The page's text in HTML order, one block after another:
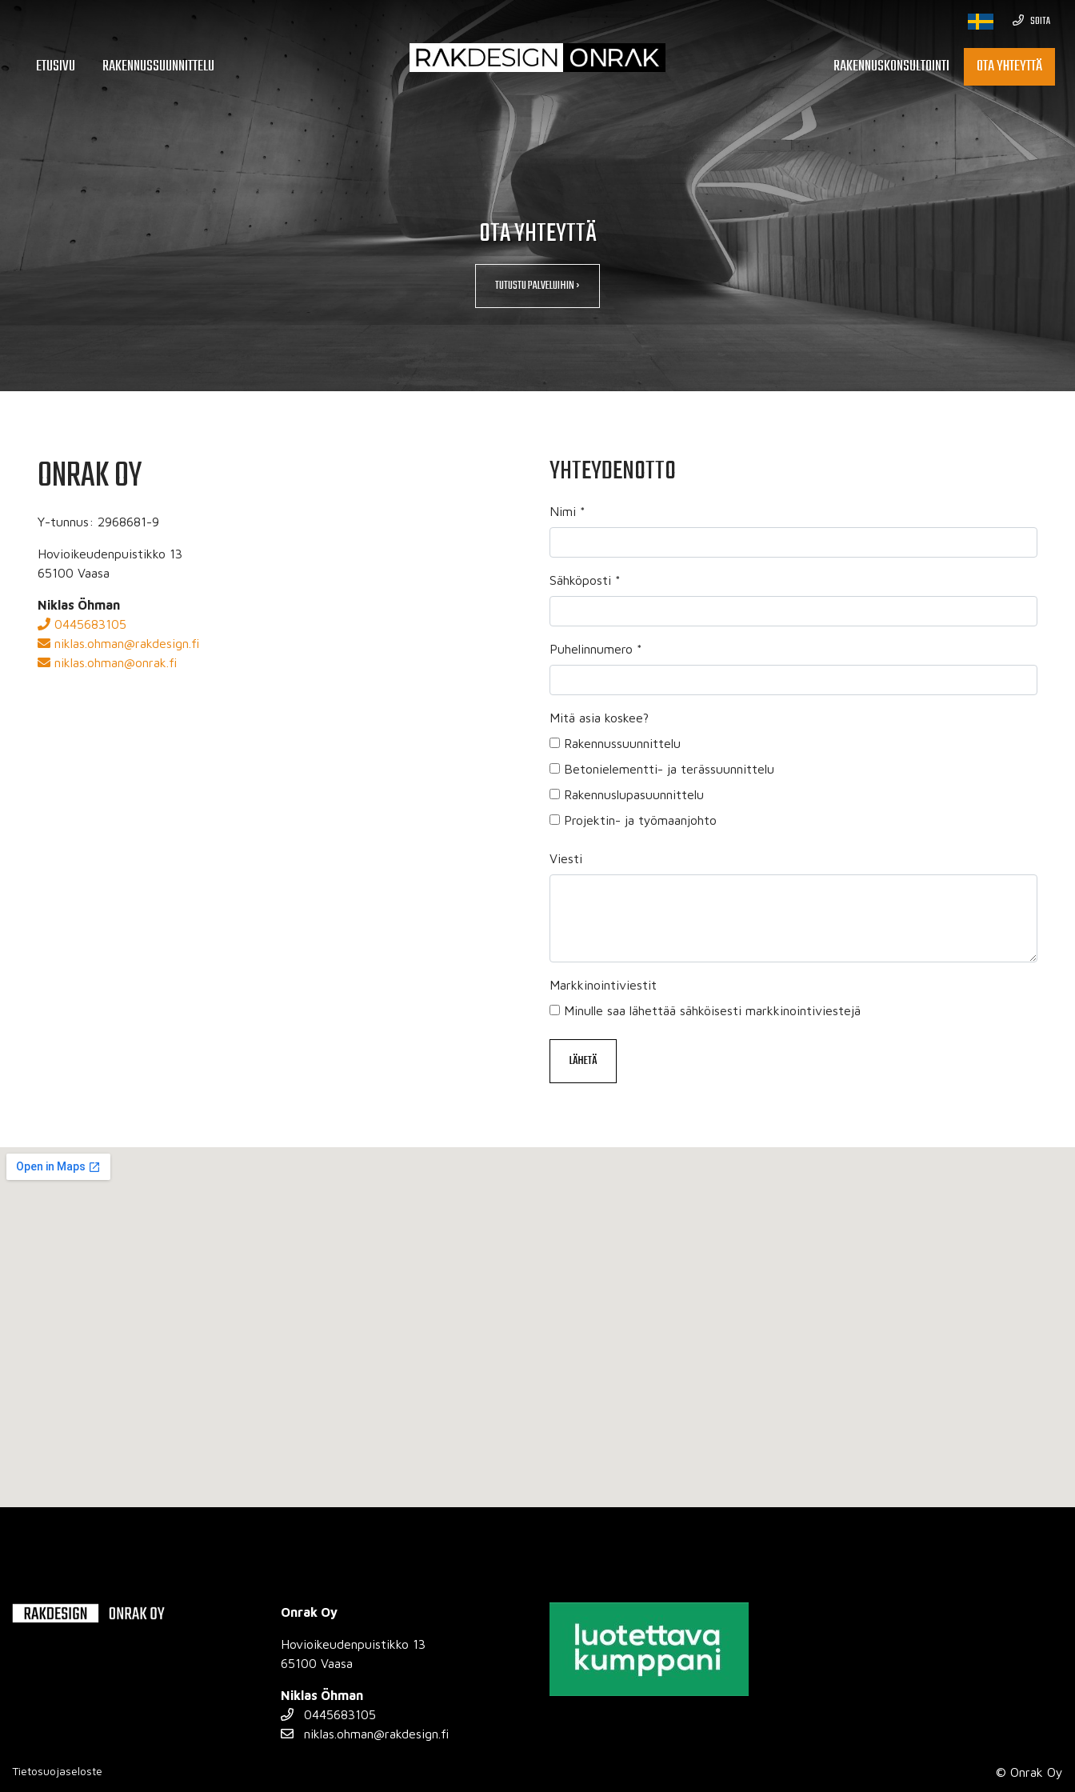
SOITA
ETUSIVU RAKENNUSSUUNNITTELU RAKENNUSKONSULTOINTI OTA YHTEYTTÄ
OTA YHTEYTTÄ
TUTUSTU PALVELUIHIN ›
ONRAK OY
Y-tunnus: 2968681-9
Hovioikeudenpuistikko 13
65100 Vaasa
Niklas Öhman
0445683105
niklas.ohman@rakdesign.fi
niklas.ohman@onrak.fi
YHTEYDENOTTO
Nimi *
Sähköposti *
Puhelinnumero *
Mitä asia koskee?
Rakennussuunnittelu
Betonielementti- ja terässuunnittelu
Rakennuslupasuunnittelu
Projektin- ja työmaanjohto
Viesti
Markkinointiviestit
Minulle saa lähettää sähköisesti markkinointiviestejä
LÄHETÄ
Onrak Oy
Hovioikeudenpuistikko 13
65100 Vaasa
Niklas Öhman
0445683105
niklas.ohman@rakdesign.fi
Tietosuojaseloste © Onrak Oy